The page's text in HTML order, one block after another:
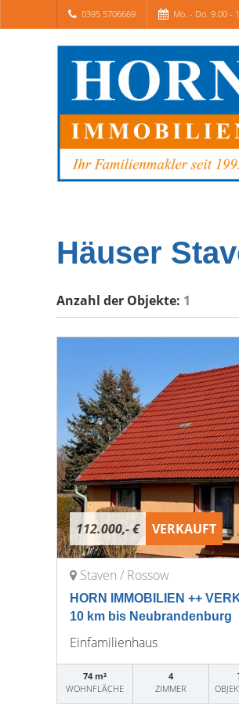
0395 5706669 Mo. - Do. 9.00 -
Häuser
Anzahl der Objekte: 1
112.000,- € VERKAUFT
Staven / Rossow
HORN IMMOBILIEN ++
10 km bis Neubrandenburg
Einfamilienhaus
74 m²
WOHNFLÄCHE
4
ZIMMER